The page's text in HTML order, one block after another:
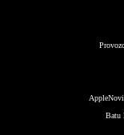
Batu